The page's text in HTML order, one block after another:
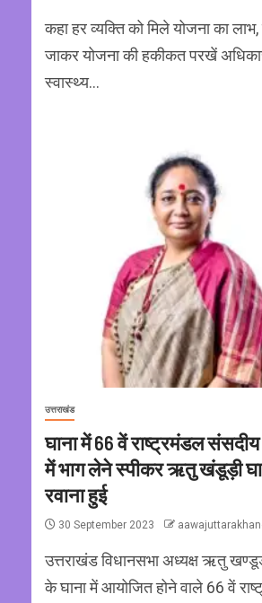
कहा हर व्यक्ति को मिले योजना का लाभ,
जाकर योजना की हकीकत परखें
स्वास्थ्य...
उत्तराखंड
घाना में 66 वें राष्ट्रमंडल
में भाग लेने स्पीकर ऋतु खंडूड़ी
रवाना हुई
30 September 2023
उत्तराखंड विधानसभा अध्यक्ष ऋतु
के घाना में आयोजित होने वाले 66 वें